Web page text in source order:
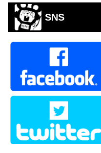
SNS